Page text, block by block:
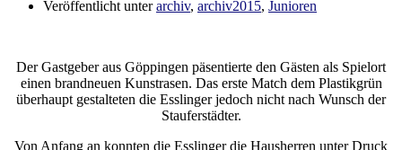
Veröffentlicht unterarchiv, archiv2015, Junioren
Der Gastgeber aus Göppingen päsentierte den Gästen als Spielort
einen brandneuen Kunstrasen. Das erste Match dem Plastikgrün
überhaupt gestalteten die Esslinger jedoch nicht nach Wunsch der
Stauferstädter.
Von Anfang an konnten die Esslinger die Hausherren unter Druck